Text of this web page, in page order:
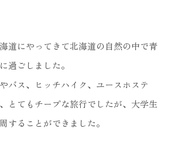
道にやってきて北海道の自然の中で青
過ごしました。
バス、ヒッチハイク、ユースホステ
とてもチープな旅行でしたが、大学生
することができました。